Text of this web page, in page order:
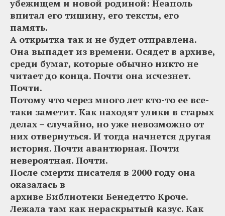
убежищем и новой родиной: Неаполь
впитал его тишину, его тексты, его
память.
А открытка так и не будет отправлена.
Она выпадет из времени. Осядет в архиве,
среди бумаг, которые обычно никто не
читает до конца. Почти она исчезнет.
Почти.
Потому что через много лет кто-то ее все-
таки заметит. Как находят улики в старых
делах – случайно, но уже невозможно от
них отвернуться. И тогда начнется другая
история. Почти авантюрная. Почти
невероятная. Почти.
После смерти писателя в 2000 году она
оказалась в
архиве Библиотеки Бенедетто Кроче.
Лежала там как нераскрытый казус. Как